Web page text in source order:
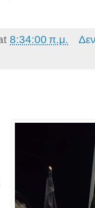
8:34:00 π.μ.